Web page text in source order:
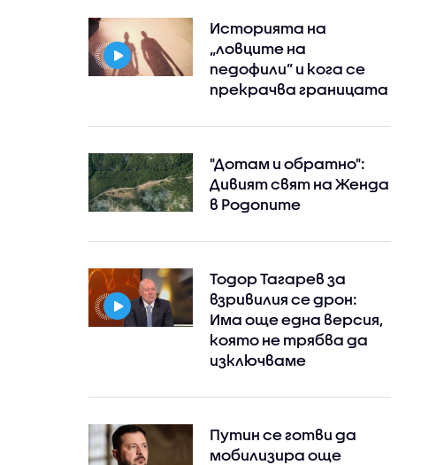
Историята на
„ловците на
педофили” и кога се
прекрачва границата
"Дотам и обратно":
Дивият свят на Женда
в Родопите
Тодор Тагарев за
взривилия се дрон:
Има още една версия,
която не трябва да
изключваме
Путин се готви да
мобилизира още